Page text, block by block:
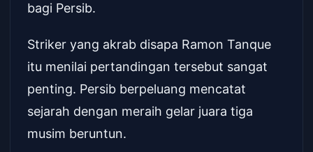
bagi Persib.
Striker yang akrab disapa Ramon Tanque
itu menilai pertandingan tersebut sangat
penting. Persib berpeluang mencatat
sejarah dengan meraih gelar juara tiga
musim beruntun.